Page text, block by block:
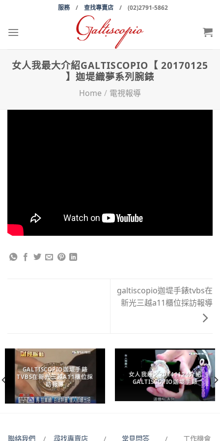
content
服務/ 查找專賣店 / (02)2791-5862
女人我最大介紹GALTISCOPIO【 20170125
】迦堤織夢系列腕錶
Home / 電視報導
galtiscopio迦堤手錶tvbs在
新光三越a11櫃位採訪報導
GALTISCOPIO迦堤手錶
TVBS在新光三越A11櫃位採
訪報導
女人我最大20141124介紹
GALTISCOPIO迦堤手錶
聯絡我們 / 尋找專賣店/ 常見問答 / 工作機會